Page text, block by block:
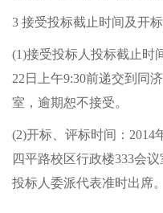
3 接受投标截止时间及开
(1)接受投标人投标截止时
22日上午9:30前递交到同
室，逾期恕不接受。
(2)开标、评标时间：2014
四平路校区行政楼333会
投标人委派代表准时出席。